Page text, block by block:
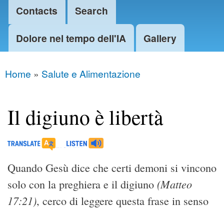
Contacts
Search
Dolore nel tempo dell'IA
Gallery
You are here
Home » Salute e Alimentazione
Il digiuno è libertà
Quando Gesù dice che certi demoni si vincono
solo con la preghiera e il digiuno (Matteo
17:21), cerco di leggere questa frase in senso